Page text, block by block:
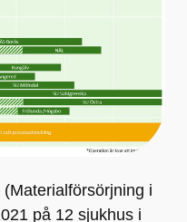
i
på 12 sjukhus i